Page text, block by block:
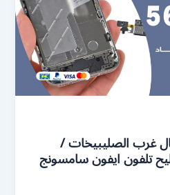
غرب الصليبيخات /
تصليح تلفون ايفون سامسونج